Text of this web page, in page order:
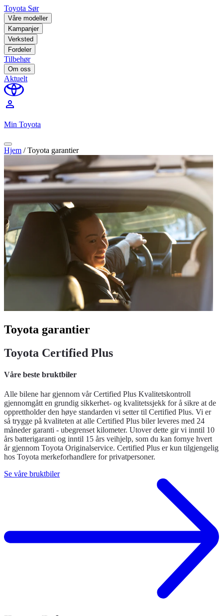
Toyota Sør
Våre modeller
Kampanjer
Verksted
Fordeler
Tilbehør
Om oss
Aktuelt
perm_identity
Min Toyota
Hjem /Toyota garantier
Toyota garantier
Toyota Certified Plus
Våre beste bruktbiler
Alle bilene har gjennom vår Certified Plus Kvalitetskontroll
gjennomgått en grundig sikkerhet- og kvalitetssjekk for å sikre at de
opprettholder den høye standarden vi setter til Certified Plus. Vi er
så trygge på kvaliteten at alle Certified Plus biler leveres med 24
måneder garanti - ubegrenset kilometer. Utover dette gir vi inntil 10
års batterigaranti og inntil 15 års veihjelp, som du kan fornye hvert
år gjennom Toyota Originalservice. Certified Plus er kun tilgjengelig
hos Toyota merkeforhandlere for privatpersoner.
Se våre bruktbiler